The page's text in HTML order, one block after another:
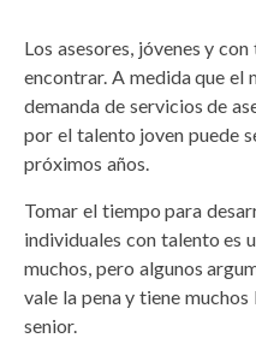
Los asesores, jóvenes y
encontrar. A medida que el
demanda de servicios de
por el talento joven puede
próximos años.
Tomar el tiempo para
individuales con talento es
muchos, pero algunos
vale la pena y tiene
senior.